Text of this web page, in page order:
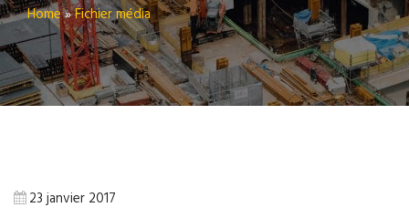
Home»Fichier média
23 janvier 2017